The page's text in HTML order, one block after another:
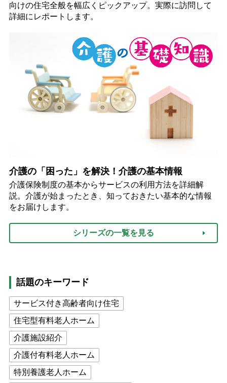
向けの住宅全般を幅広くピックアップ。実際に訪問して
詳細にレポートします。
介護の「困った」を解決！介護の基本情報
介護保険制度の基本からサービスの利用方法を詳細解
説。介護が始まったとき、知っておきたい基本的な情報
をお届けします。
シリーズの一覧を見る
話題のキーワード
サービス付き高齢者向け住宅
住宅型有料老人ホーム
介護施設紹介
介護付有料老人ホーム
特別養護老人ホーム